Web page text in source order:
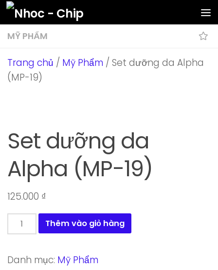
Skip to content
MỸ PHẨM
Trang chủ / Mỹ Phẩm / Set dưỡng da Alpha
(MP-19)
Set dưỡng da
Alpha (MP-19)
125.000 ₫
dưỡng
Alpha
Thêm vào giỏ hàng
Danh mục: Mỹ Phẩm